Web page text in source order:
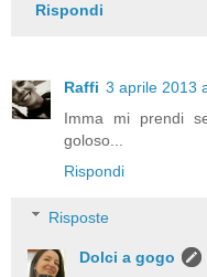
Rispondi
Raffi 3 aprile 2013
Imma mi prendi
goloso...
Rispondi
Risposte
Dolci a gogo